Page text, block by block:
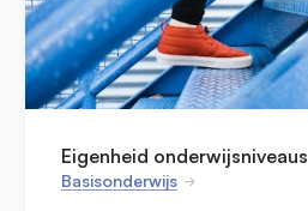
Eigenheid onderwijsniveaus
Basisonderwijs